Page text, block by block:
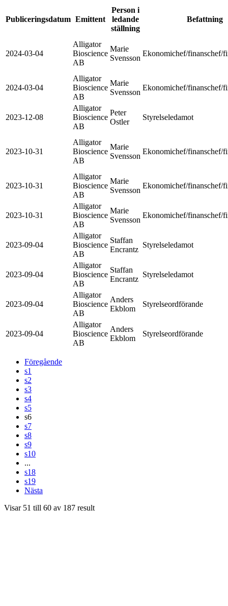
Publiceringsdatum Emittent
Person i
ledande
ställning
Befattning
2024-03-04
Alligator
Bioscience
AB
Marie
Svensson
Ekonomichef/finanschef/
2024-03-04
Alligator
Bioscience
AB
Marie
Svensson
Ekonomichef/finanschef/
2023-12-08
Alligator
Bioscience
AB
Peter
Ostler
Styrelseledamot
2023-10-31
Alligator
Bioscience
AB
Marie
Svensson
Ekonomichef/finanschef/
2023-10-31
Alligator
Bioscience
AB
Marie
Svensson
Ekonomichef/finanschef/
2023-10-31
Alligator
Bioscience
AB
Marie
Svensson
Ekonomichef/finanschef/
2023-09-04
Alligator
Bioscience
AB
Staffan
Encrantz
Styrelseledamot
2023-09-04
Alligator
Bioscience
AB
Staffan
Encrantz
Styrelseledamot
2023-09-04
Alligator
Bioscience
AB
Anders
Ekblom
Styrelseordförande
2023-09-04
Alligator
Bioscience
AB
Anders
Ekblom
Styrelseordförande
Föregående
s1
s2
s3
s4
s5
s6
s7
s8
s9
s10
...
s18
s19
Nästa
Visar 51 till 60 av 187 result